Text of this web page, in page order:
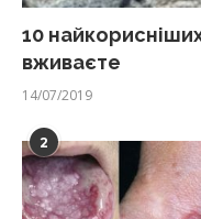
10
вживаєте
14/07/2019
2